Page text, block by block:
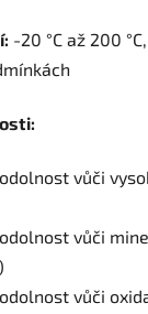
-20 °C až 200
vůči
vůči
vůči